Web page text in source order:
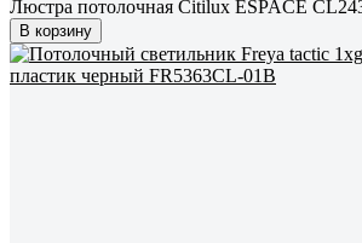
Люстра потолочная Citilux ESPACE
В корзину